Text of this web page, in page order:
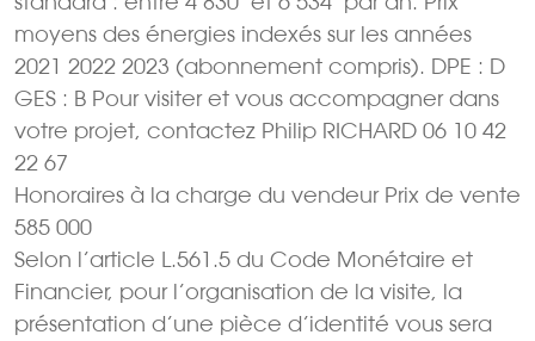
moyens des énergies indexés sur les années
2021 2022 2023 (abonnement compris). DPE : D
GES : B Pour visiter et vous accompagner dans
votre projet, contactez Philip RICHARD 06 10 42
22 67
Honoraires à la charge du vendeur Prix de vente
585 000 
Selon l’article L.561.5 du Code Monétaire et
Financier, pour l’organisation de la visite, la
présentation d’une pièce d’identité vous sera